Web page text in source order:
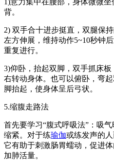
背。
2) 双手合十进步挺直，双腿保
左方伸展，维持动作5~10秒钟
重复进行。
3)仰卧，抬起双脚，双手抓床
右转动身体。也可以俯卧，弯
脚抬起，使身体呈后弓状。
5.缩腹走路法
首先要学习“腹式呼吸法”：吸
缩紧。对于练瑜伽或练发声的
它有助于刺激肠胃蠕动，促进
加肺活量。